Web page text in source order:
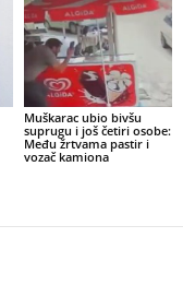
Muškarac ubio bivšu
suprugu i još četiri osobe:
Među žrtvama pastir i
vozač kamiona